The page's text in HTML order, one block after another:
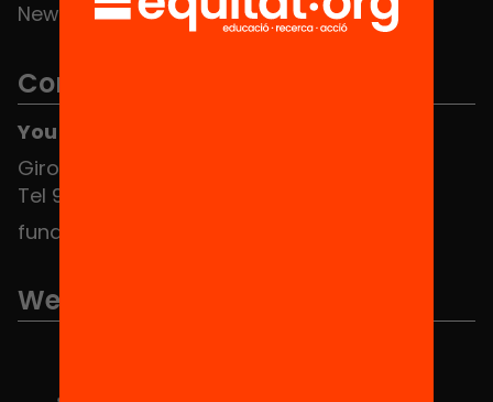
News
Contact
You can find us at the Social HUB
Girona 34, interior 08010 Barcelona
Tel 934 588 700
fundacio@equitat.org
We are part of...